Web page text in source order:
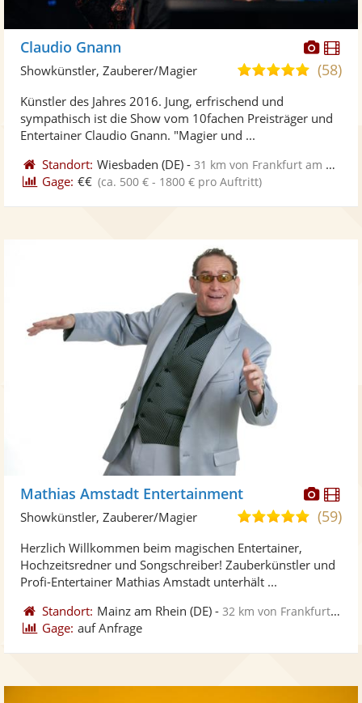
Claudio Gnann
4,9(58)
Showkünstler, Zauberer/Magier
Künstler des Jahres 2016. Jung, erfrischend und
sympathisch ist die Show vom 10fachen Preisträger und
Entertainer Claudio Gnann. "Magier und ...
Standort: Wiesbaden (DE) -31 km von Frankfurt am Main
Gage: €€ (ca. 500 € - 1800 € pro Auftritt)
Mathias Amstadt Entertainment
5,0(59)
Showkünstler, Zauberer/Magier
Herzlich Willkommen beim magischen Entertainer,
Hochzeitsredner und Songschreiber! Zauberkünstler und
Profi-Entertainer Mathias Amstadt unterhält ...
Standort: Mainz am Rhein (DE) -32 km von Frankfurt am Main
Gage: auf Anfrage